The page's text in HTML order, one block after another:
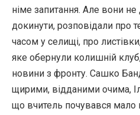
німе запитання. Але вони
докинути, розповідали про
часом у селищі, про
яке обернули колишній
новини з фронту. Сашко
щирими, відданими очима,
що вчитель почувався мало